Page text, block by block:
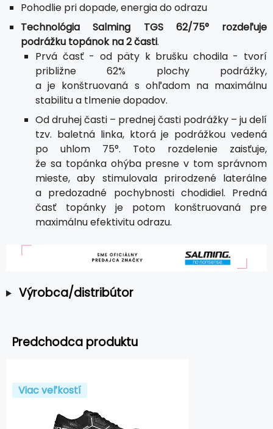
Pohodlie pri dopade, energia do odrazu
Technológia Salming TGS 62/75° rozdeľuje
podrážku topánok na 2 časti.
Prvá časť - od päty k brušku chodila - tvorí
približne 62% plochy podrážky,
a je konštruovaná s ohľadom na maximálnu
stabilitu a tlmenie dopadov.
Od druhej časti – prednej časti podrážky – ju delí
tzv. baletná linka, ktorá je podrážkou vedená
po uhlom 75°. Toto rozdelenie zaisťuje,
že sa topánka ohýba presne v tom správnom
mieste, aby stimulovala prirodzené laterálne
a predozadné pochybnosti chodidiel. Predná
časť topánky je potom konštruovaná pre
maximálnu efektivitu odrazu.
Výrobca/distribútor
Predchodca produktu
Viac veľkostí